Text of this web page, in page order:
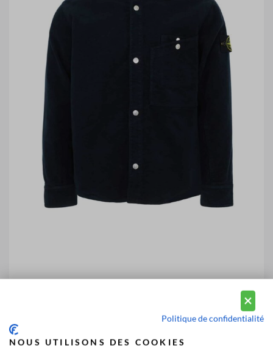
Politique de confidentialité
NOUS UTILISONS DES COOKIES